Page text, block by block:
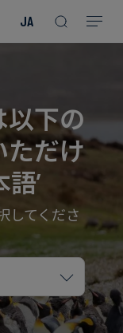
JA
Read more
Read more
Read more
Read more
Read more
以下の
ただけ
’
してくださ